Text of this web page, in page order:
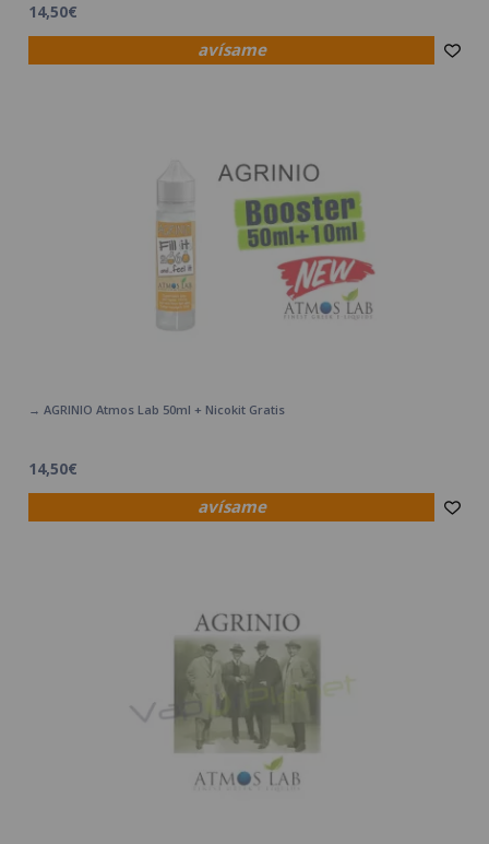
avísame
14,50€
avísame
→ AGRINIO Atmos Lab 50ml + Nicokit Gratis
14,50€